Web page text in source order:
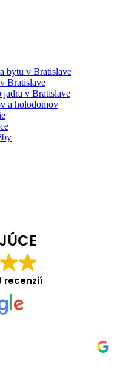
bytu v Bratislave
Bratislave
jadra v Bratislave
a holodomov
recenzií